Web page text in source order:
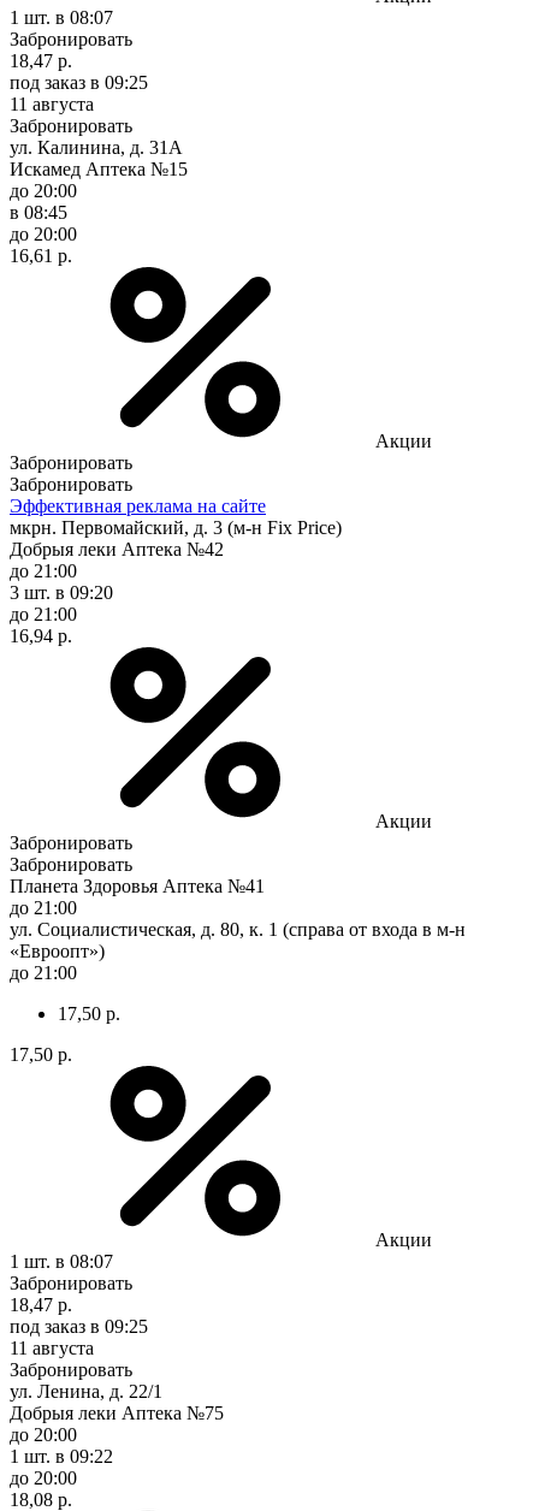
1 шт. в 08:07
Забронировать
18,47 р.
под заказ в 09:25
11 августа
Забронировать
ул. Калинина, д. 31А
Искамед Аптека №15
до 20:00
в 08:45
до 20:00
16,61 р.
Акции
Забронировать
Забронировать
Эффективная реклама на сайте
мкрн. Первомайский, д. 3 (м-н Fix Рrice)
Добрыя леки Аптека №42
до 21:00
3 шт. в 09:20
до 21:00
16,94 р.
Акции
Забронировать
Забронировать
Планета Здоровья Аптека №41
до 21:00
ул. Социалистическая, д. 80, к. 1 (справа от входа в м-н
«Евроопт»)
до 21:00
17,50 р.
17,50 р.
Акции
1 шт. в 08:07
Забронировать
18,47 р.
под заказ в 09:25
11 августа
Забронировать
ул. Ленина, д. 22/1
Добрыя леки Аптека №75
до 20:00
1 шт. в 09:22
до 20:00
18,08 р.